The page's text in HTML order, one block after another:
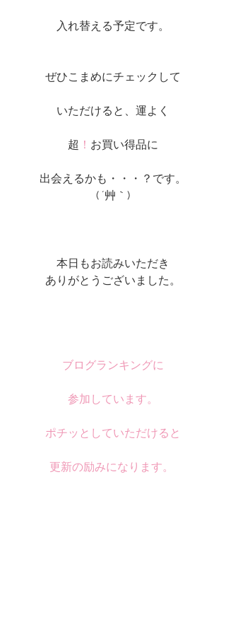
入れ替える予定です。
ぜひこまめにチェックして
いただけると、運よく
超 ！ お買い得品に
出会えるかも・・・？です。
( ´艸｀)
本日もお読みいただき
ありがとうございました。
ブログランキングに
参加しています。
ポチッとしていただけると
更新の励みになります。